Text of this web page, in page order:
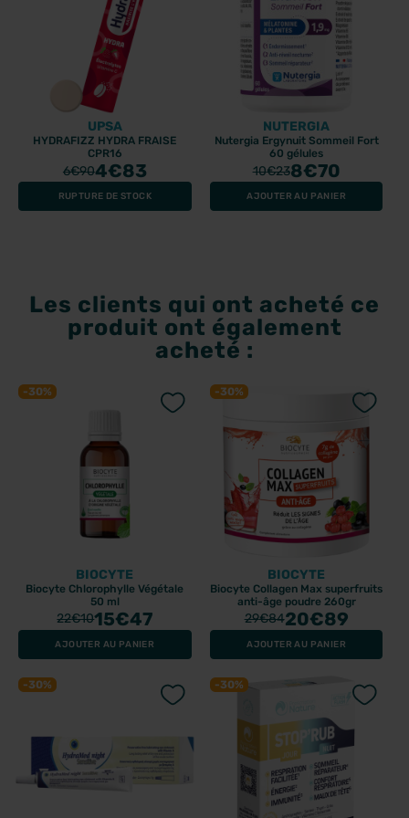
UPSA
HYDRAFIZZ HYDRA FRAISE
CPR16
6€904€83
RUPTURE DE STOCK
NUTERGIA
Nutergia Ergynuit Sommeil Fort
60 gélules
10€238€70
AJOUTER AU PANIER
Les clients qui ont acheté ce
produit ont également
acheté :
-30%
BIOCYTE
Biocyte Chlorophylle Végétale
50 ml
22€1015€47
AJOUTER AU PANIER
-30%
BIOCYTE
Biocyte Collagen Max superfruits
anti-âge poudre 260gr
29€8420€89
AJOUTER AU PANIER
-30% -30%